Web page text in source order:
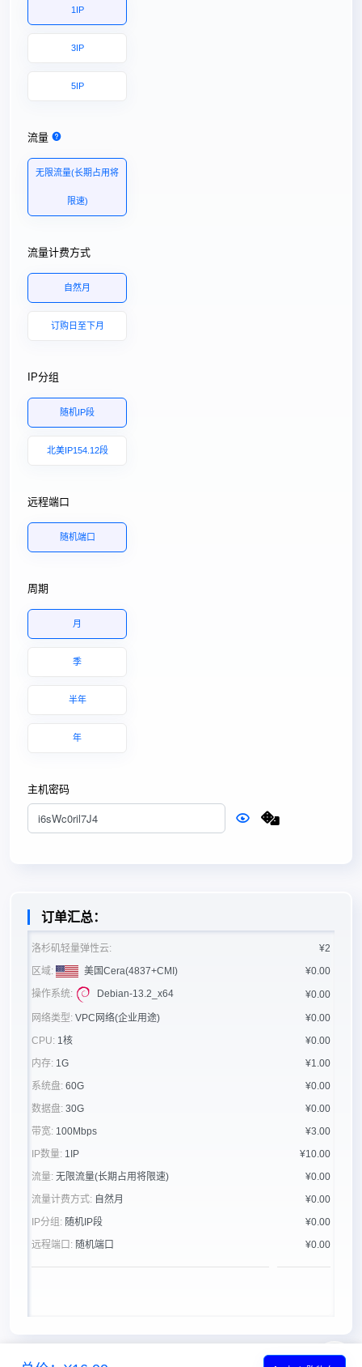
1IP
3IP
5IP
流量
无限流量(长期占用将
限速)
流量计费方式
自然月
订购日至下月
IP分组
随机IP段
北美IP154.12段
远程端口
随机端口
周期
月
季
半年
年
主机密码
订单汇总：
洛杉矶轻量弹性云:
¥2
区域:
美国Cera(4837+CMI) ¥0.00
操作系统: Debian-13.2_x64 ¥0.00
网络类型: VPC网络(企业用途)
¥0.00
CPU: 1核
¥0.00
内存: 1G
¥1.00
系统盘: 60G
¥0.00
数据盘: 30G
¥0.00
带宽: 100Mbps
¥3.00
IP数量: 1IP
¥10.00
流量: 无限流量(长期占用将限速)
¥0.00
流量计费方式: 自然月
¥0.00
IP分组: 随机IP段
¥0.00
远程端口: 随机端口 ¥0.00